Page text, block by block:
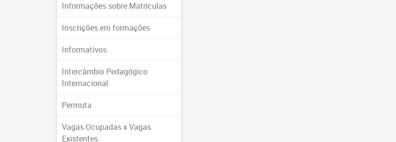
Informações sobre Matrículas
Inscrições em formações
Informativos
Intercâmbio Pedagógico
Internacional
Permuta
Vagas Ocupadas x Vagas
Existentes